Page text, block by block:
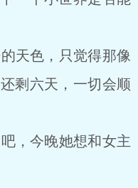
色，只觉得那像
剩六天，一切会顺
，今晚她想和女主